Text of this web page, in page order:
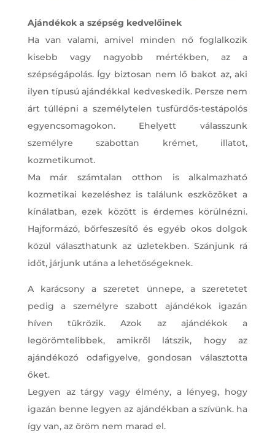
Ajándékok a szépség kedvelőinek
Ha van valami, amivel minden nő foglalkozik
kisebb vagy nagyobb mértékben, az a
szépségápolás. Így biztosan nem lő bakot az, aki
ilyen típusú ajándékkal kedveskedik. Persze nem
árt túllépni a személytelen tusfürdős-testápolós
egyencsomagokon. Ehelyett válasszunk
személyre szabottan krémet, illatot,
kozmetikumot.
Ma már számtalan otthon is alkalmazható
kozmetikai kezeléshez is találunk eszközöket a
kínálatban, ezek között is érdemes körülnézni.
Hajformázó, bőrfeszesítő és egyéb okos dolgok
közül választhatunk az üzletekben. Szánjunk rá
időt, járjunk utána a lehetőségeknek.
A karácsony a szeretet ünnepe, a szeretetet
pedig a személyre szabott ajándékok igazán
híven tükrözik. Azok az ajándékok a
legörömtelibbek, amikről látszik, hogy az
ajándékozó odafigyelve, gondosan választotta
őket.
Legyen az tárgy vagy élmény, a lényeg, hogy
igazán benne legyen az ajándékban a szívünk. ha
így van, az öröm nem marad el.